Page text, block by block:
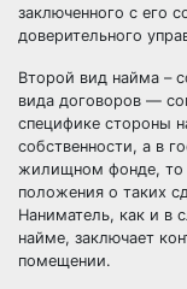
заключенного с его
доверительного
Второй вид найма –
вида договоров —
специфике стороны
собственности, а в
жилищном фонде, то
положения о таких
Наниматель, как и в
найме, заключает
помещении.